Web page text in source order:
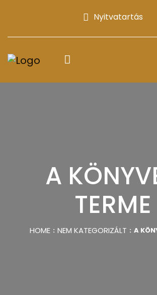
Nyitvatartás
A
TERME
HOME NEM KATEGORIZÁLT A